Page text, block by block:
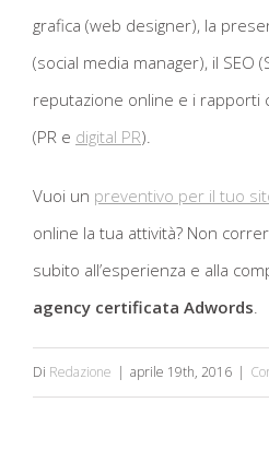
grafica (web designer), la
(social media manager), il SEO
reputazione online e i rapporti
(PR e digital PR).
Vuoi un preventivo per il tuo
online la tua attività? Non
subito all’esperienza e alla
agency certificata Adwords
Di Redazione | aprile 19th, 2016 |